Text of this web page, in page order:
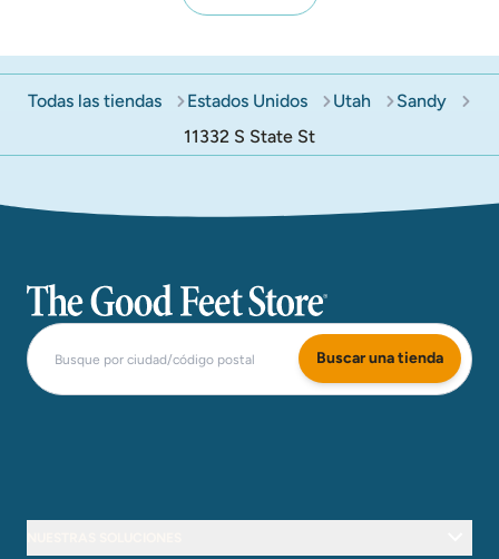
Todas las tiendas Estados Unidos Utah
Sandy
11332 S State St
The Good Feet Store
Buscar una tienda